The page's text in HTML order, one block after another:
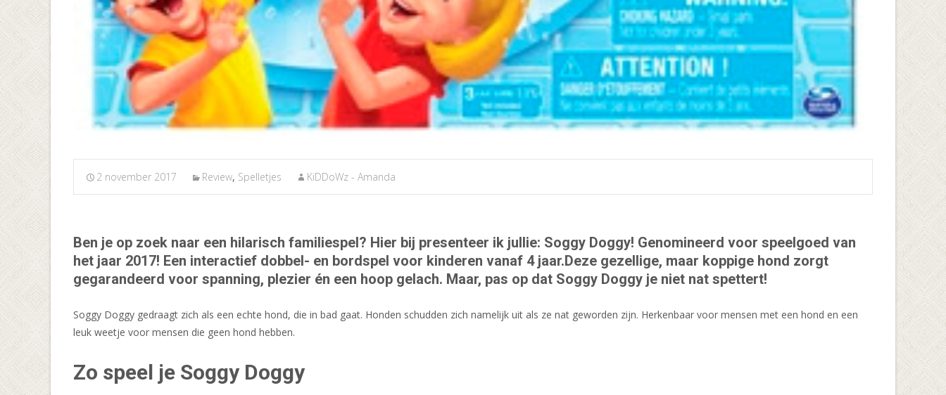
2 november 2017 Review, Spelletjes KiDDoWz - Amanda
Ben je op zoek naar een hilarisch familiespel? Hier bij presenteer ik jullie: Soggy Doggy! Genomineerd voor speelgoed van
het jaar 2017! Een interactief dobbel- en bordspel voor kinderen vanaf 4 jaar.Deze gezellige, maar koppige hond zorgt
gegarandeerd voor spanning, plezier én een hoop gelach. Maar, pas op dat Soggy Doggy je niet nat spettert!
Soggy Doggy gedraagt zich als een echte hond, die in bad gaat. Honden schudden zich namelijk uit als ze nat geworden zijn. Herkenbaar voor mensen met een hond en een
leuk weetje voor mensen die geen hond hebben.
Zo speel je Soggy Doggy